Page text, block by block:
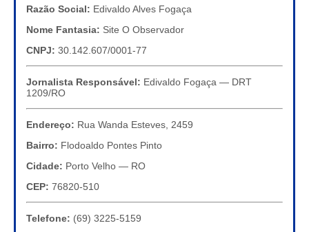
Razão Social: Edivaldo Alves Fogaça
Nome Fantasia: Site O Observador
CNPJ: 30.142.607/0001-77
Jornalista Responsável: Edivaldo Fogaça — DRT
1209/RO
Endereço: Rua Wanda Esteves, 2459
Bairro: Flodoaldo Pontes Pinto
Cidade: Porto Velho — RO
CEP: 76820-510
Telefone: (69) 3225-5159